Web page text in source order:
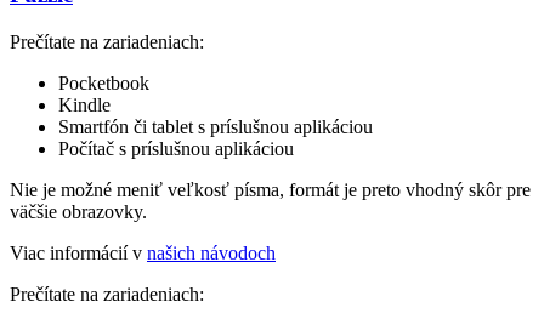
Prečítate na zariadeniach:
Pocketbook
Kindle
Smartfón či tablet s príslušnou aplikáciou
Počítač s príslušnou aplikáciou
Nie je možné meniť veľkosť písma, formát je preto vhodný skôr pre
väčšie obrazovky.
Viac informácií v našich návodoch
Prečítate na zariadeniach: